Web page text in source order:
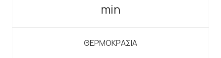
min
ΘΕΡΜΟΚΡΑΣΙΑ